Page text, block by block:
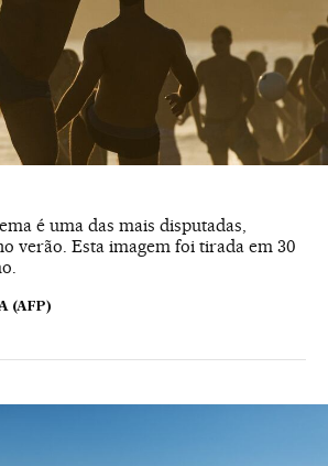
é uma das mais disputadas,
verão. Esta imagem foi tirada em 30
(AFP)